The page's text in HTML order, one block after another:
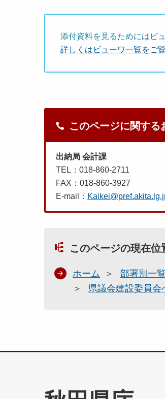
添付資料を見るためにはビ
詳しくはビューワ一覧をご
このページに関する
出納局 会計課
TEL：018-860-2711
FAX：018-860-3927
E-mail：
このページの現在位
ホーム 部署別一覧
県議会建設委員会